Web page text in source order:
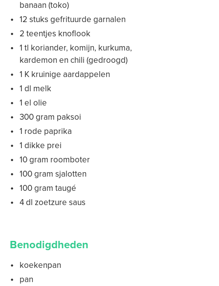
banaan (toko)
12 stuks gefrituurde garnalen
2 teentjes knoflook
1 tl koriander, komijn, kurkuma,
kardemon en chili (gedroogd)
1 K kruinige aardappelen
1 dl melk
1 el olie
300 gram paksoi
1 rode paprika
1 dikke prei
10 gram roomboter
100 gram sjalotten
100 gram taugé
4 dl zoetzure saus
Benodigdheden
koekenpan
pan